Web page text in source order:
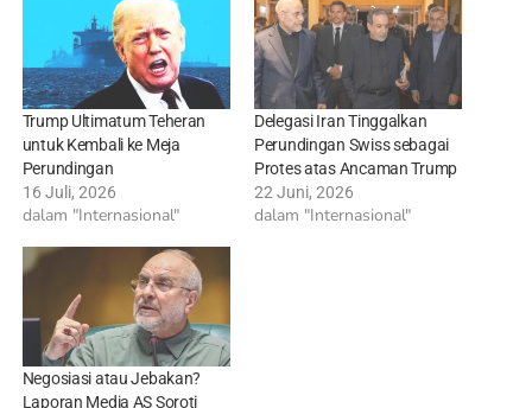
Trump Ultimatum Teheran
untuk Kembali ke Meja
Perundingan
16 Juli, 2026
dalam "Internasional"
Delegasi Iran Tinggalkan
Perundingan Swiss sebagai
Protes atas Ancaman Trump
22 Juni, 2026
dalam "Internasional"
Negosiasi atau Jebakan?
Laporan Media AS Soroti